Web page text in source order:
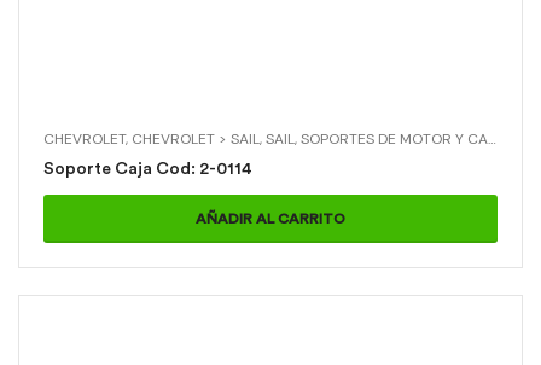
CHEVROLET, CHEVROLET > SAIL,SAIL,SOPORTES DE MOTOR Y CAJA
Soporte Caja Cod: 2-0114
AÑADIR AL CARRITO